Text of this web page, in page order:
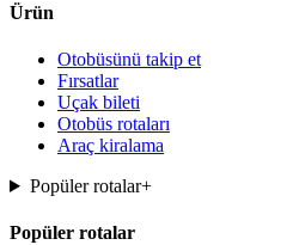
Ürün
Otobüsünü takip et
Fırsatlar
Uçak bileti
Otobüs rotaları
Araç kiralama
Popüler rotalar+
Popüler rotalar